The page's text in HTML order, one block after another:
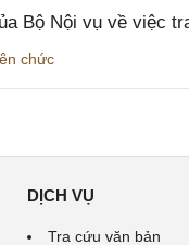
Bộ Nội vụ về việc
chức
DỊCH VỤ
Tra cứu văn bản